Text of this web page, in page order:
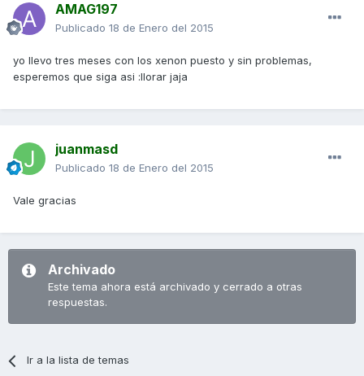
AMAG197
Publicado 18 de Enero del 2015
yo llevo tres meses con los xenon puesto y sin problemas,
esperemos que siga asi :llorar jaja
juanmasd
Publicado 18 de Enero del 2015
Vale gracias
Archivado
Este tema ahora está archivado y cerrado a otras
respuestas.
Ir a la lista de temas